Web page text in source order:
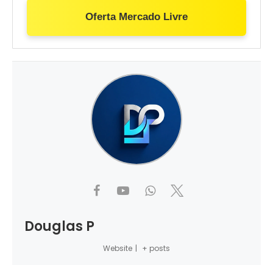
Oferta Mercado Livre
Douglas P
Website | + posts